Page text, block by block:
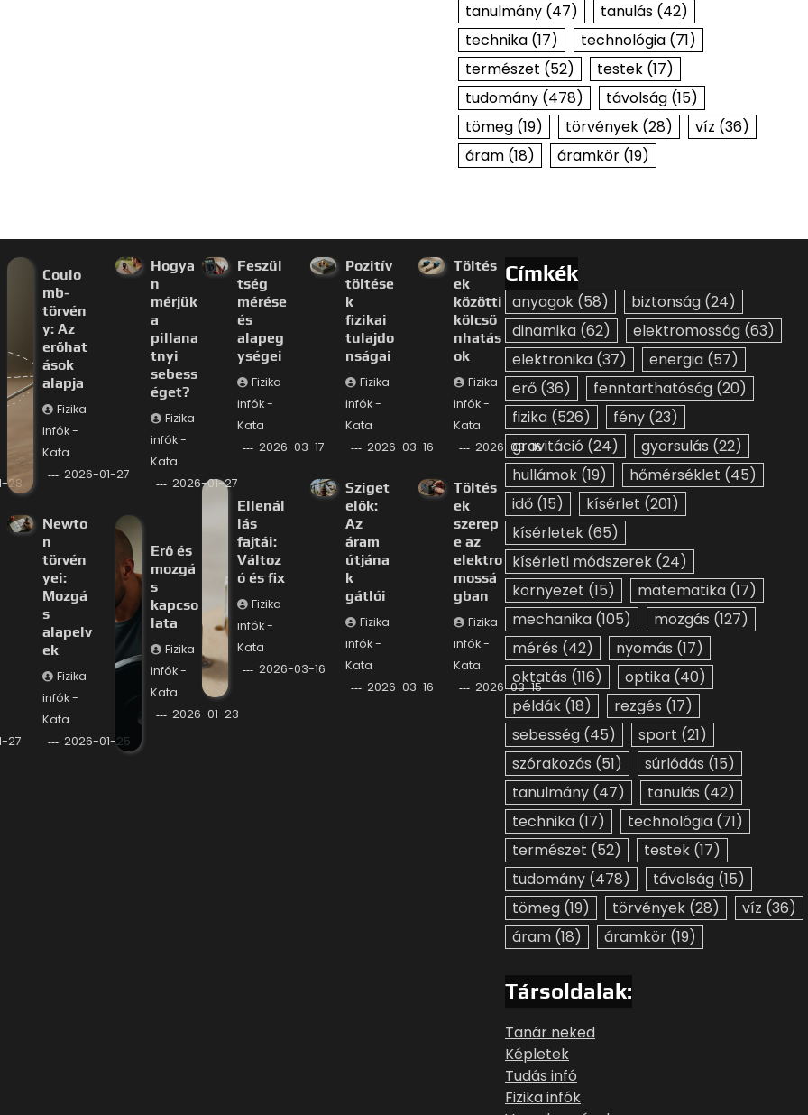
tanulmány(47) tanulás(42)
technika(17) technológia(71)
természet (52) testek(17)
tudomány(478) távolság(15)
tömeg(19) törvények(28) víz (36)
áram(18) áramkör(19)
28
Coulo
mb-
törvén
y: Az
erőhat
ások
alapja
Fizika
infók -
Kata
2026-01-27
Hogya
n
mérjük
a
pillana
tnyi
sebess
éget?
Fizika
infók -
Kata
2026-01-27
27
Newto
n
törvén
yei:
Mozgá
s
alapelv
ek
Fizika
infók -
Kata
2026-01-25
Erő és
mozgá
s
kapcso
lata
Fizika
infók -
Kata
2026-01-23
Feszül
tség
mérése
és
alapeg
ységei
Fizika
infók -
Kata
2026-03-17
Pozitív
töltése
k
fizikai
tulajdo
nságai
Fizika
infók -
Kata
2026-03-16
Töltés
ek
közötti
kölcsö
nhatás
ok
Fizika
infók -
Kata
2026-03-16
Ellenál
lás
fajtái:
Változ
ó és fix
Fizika
infók -
Kata
2026-03-16
Sziget
elők:
Az
áram
útjána
k
gátlói
Fizika
infók -
Kata
2026-03-16
Töltés
ek
szerep
e az
elektro
mossá
gban
Fizika
infók -
Kata
2026-03-15
Címkék
anyagok (58) biztonság (24)
dinamika (62) elektromosság (63)
elektronika (37) energia (57)
erő (36) fenntarthatóság (20)
fizika (526) fény (23)
gravitáció (24) gyorsulás (22)
hullámok (19) hőmérséklet (45)
idő (15) kísérlet (201)
kísérletek (65)
kísérleti módszerek (24)
környezet (15) matematika (17)
mechanika (105) mozgás (127)
mérés (42) nyomás (17)
oktatás (116) optika (40)
példák (18) rezgés (17)
sebesség (45) sport (21)
szórakozás (51) súrlódás (15)
tanulmány (47) tanulás (42)
technika (17) technológia (71)
természet (52) testek (17)
tudomány (478) távolság (15)
tömeg (19) törvények (28) víz (36)
áram (18) áramkör (19)
Társoldalak:
Tanár neked
Képletek
Tudás infó
Fizika infók